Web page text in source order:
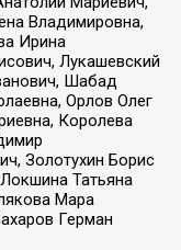
Владимировна,
Ирина
Лукашевский
Шабад
Орлов Олег
Королева
Золотухин Борис
Татьяна
Мара
Герман